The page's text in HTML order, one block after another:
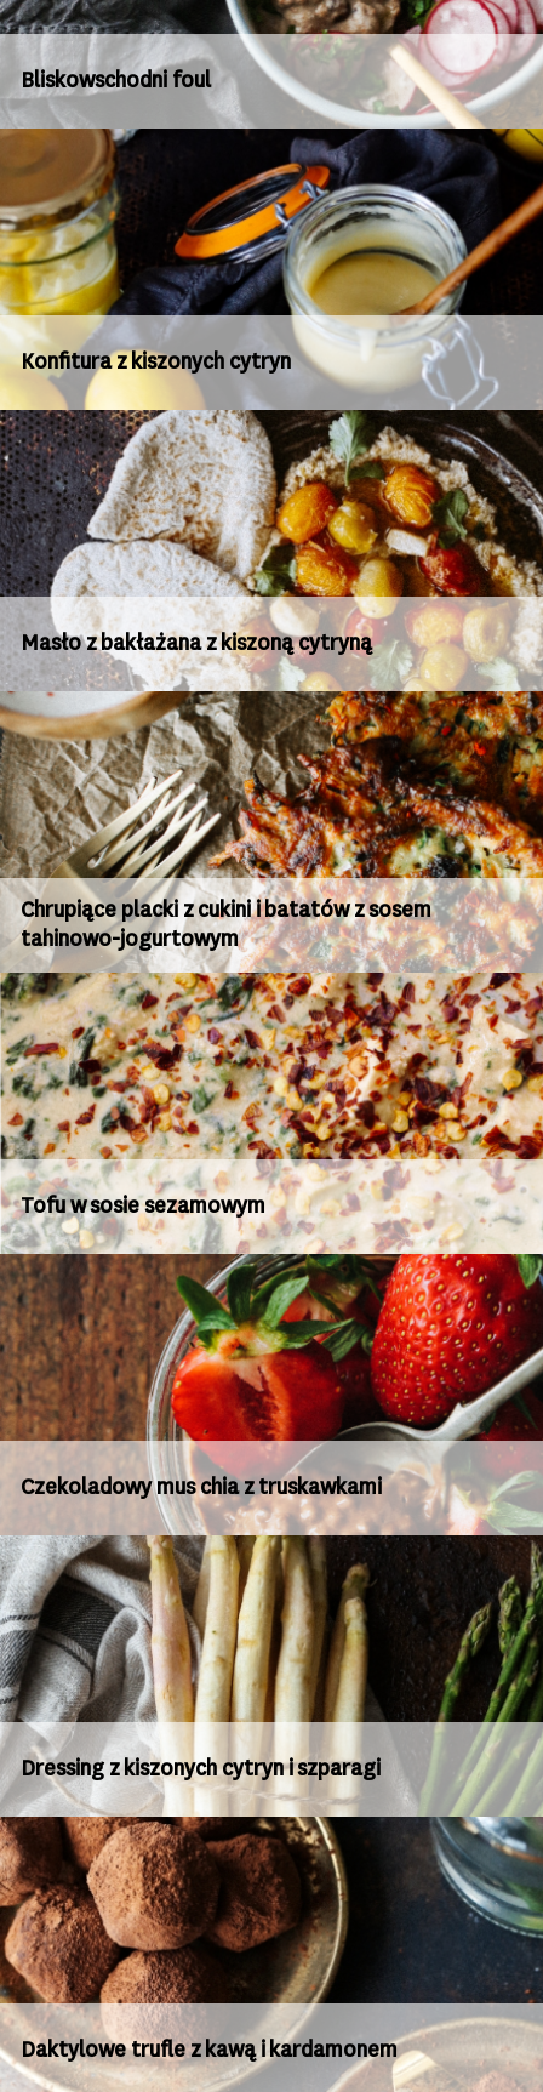
Bliskowschodni foul
Konfitura z kiszonych cytryn
Masło z bakłażana z kiszoną cytryną
Chrupiące placki z cukini i batatów z sosem
tahinowo-jogurtowym
Tofu w sosie sezamowym
Czekoladowy mus chia z truskawkami
Dressing z kiszonych cytryn i szparagi
Daktylowe trufle z kawą i kardamonem